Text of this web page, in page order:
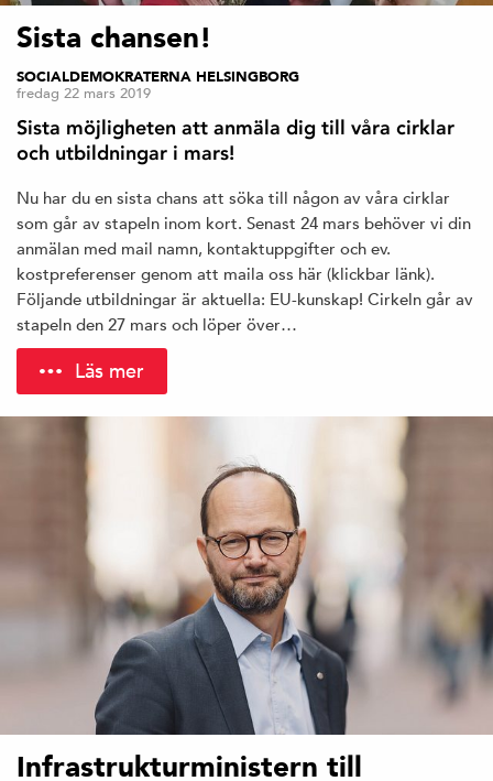
Sista chansen!
SOCIALDEMOKRATERNA HELSINGBORG
fredag 22 mars 2019
Sista möjligheten att anmäla dig till våra cirklar
och utbildningar i mars!
Nu har du en sista chans att söka till någon av våra cirklar
som går av stapeln inom kort. Senast 24 mars behöver vi din
anmälan med mail namn, kontaktuppgifter och ev.
kostpreferenser genom att maila oss här (klickbar länk).
Följande utbildningar är aktuella: EU-kunskap! Cirkeln går av
stapeln den 27 mars och löper över…
Läs mer
Infrastrukturministern till